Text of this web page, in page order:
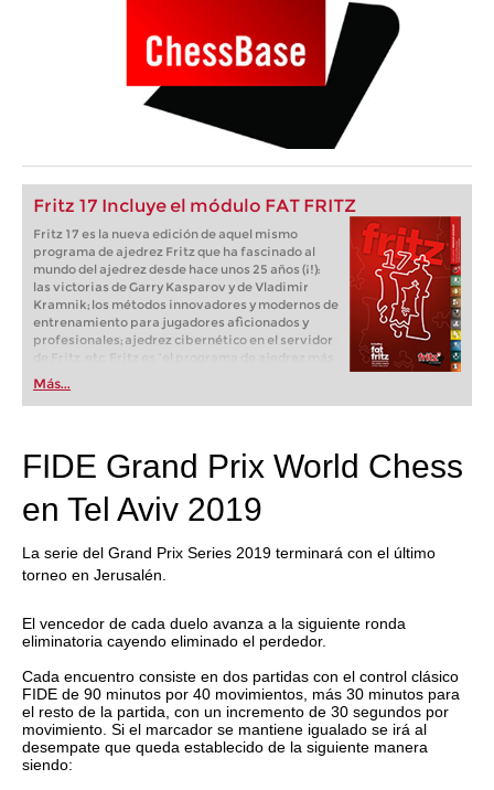
Fritz 17 Incluye el módulo FAT FRITZ
Fritz 17 es la nueva edición de aquel mismo
programa de ajedrez Fritz que ha fascinado al
mundo del ajedrez desde hace unos 25 años (¡!):
las victorias de Garry Kasparov y de Vladimir
Kramnik; los métodos innovadores y modernos de
entrenamiento para jugadores aficionados y
profesionales; ajedrez cibernético en el servidor
popular de Alemania” (Der Spiegel) y ofrece todo
lo que necesita el ajedrecista. La novedad más
espectacular: Fritz 17 incluye el módulo basado
Más...
FIDE Grand Prix World Chess
en Tel Aviv 2019
La serie del Grand Prix Series 2019 terminará con el último
torneo en Jerusalén.
El vencedor de cada duelo avanza a la siguiente ronda
eliminatoria cayendo eliminado el perdedor.
Cada encuentro consiste en dos partidas con el control clásico
FIDE de 90 minutos por 40 movimientos, más 30 minutos para
el resto de la partida, con un incremento de 30 segundos por
movimiento. Si el marcador se mantiene igualado se irá al
desempate que queda establecido de la siguiente manera
siendo: